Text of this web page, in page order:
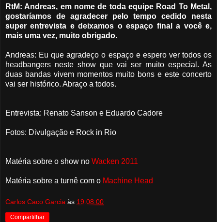
RtM: Andreas, em nome de toda equipe Road To Metal,
gostaríamos de agradecer pelo tempo cedido nesta
super entrevista e deixamos o espaço final a você e,
mais uma vez, muito obrigado.
Andreas: Eu que agradeço o espaço e espero ver todos os
headbangers neste show que vai ser muito especial. As
duas bandas vivem momentos muito bons e este concerto
vai ser histórico. Abraço a todos.
Entrevista: Renato Sanson e Eduardo Cadore
Fotos: Divulgação e Rock in Rio
Matéria sobre o show no Wacken 2011
Matéria sobre a turnê com o Machine Head
Carlos Caco Garcia às 19:08:00
Compartilhar